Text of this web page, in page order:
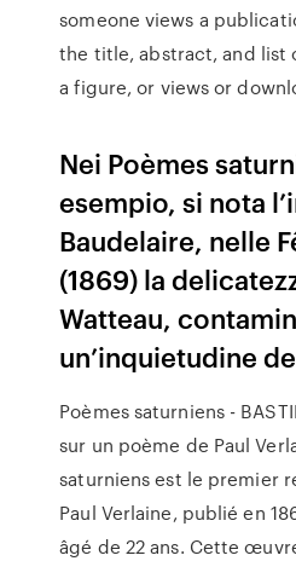
someone views a
the title, abstract, and list
a figure, or views or
Nei Poèmes
esempio, si nota
Baudelaire, nelle
(1869) la
Watteau,
un’inquietudine
Poèmes saturniens -
sur un poème de Paul
saturniens est le premier
Paul Verlaine, publié en
âgé de 22 ans. Cette